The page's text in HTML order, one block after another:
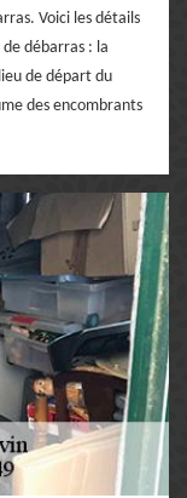
Voici les détails
débarras : la
de départ du
des encombrants